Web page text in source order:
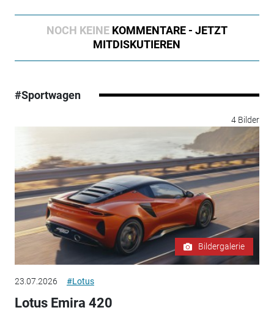
NOCH KEINE KOMMENTARE - JETZT
MITDISKUTIEREN
#Sportwagen
4 Bilder
Bildergalerie
23.07.2026 #Lotus
Lotus Emira 420